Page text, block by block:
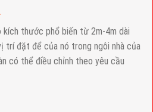
thước phổ biến từ 2m-4m dài
trí đặt để của nó trong ngôi nhà của
có thể điều chỉnh theo yêu cầu